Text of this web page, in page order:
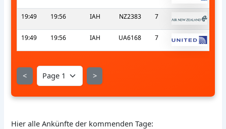
19:49 19:56 IAH NZ2383 7
19:49 19:56 IAH UA6168 7
< >
Hier alle Ankünfte der kommenden Tage: